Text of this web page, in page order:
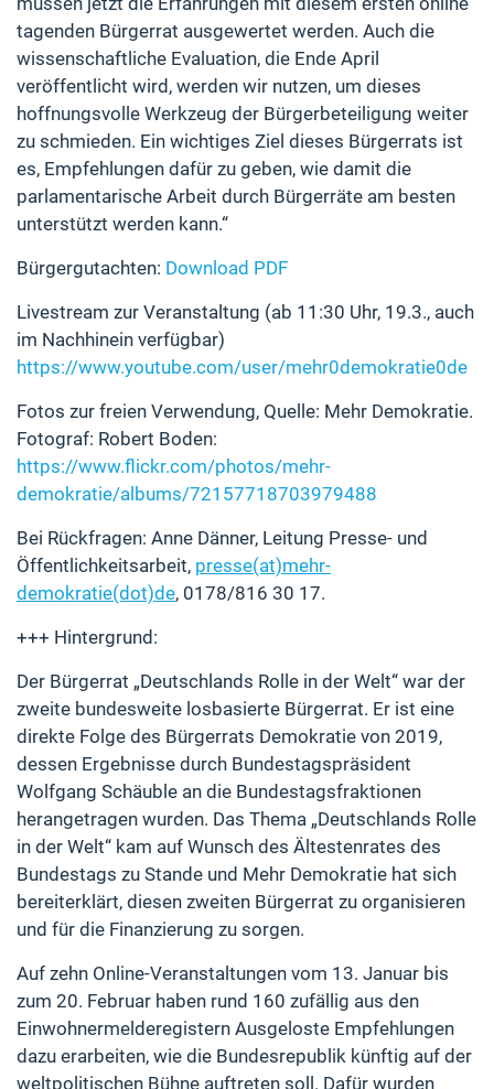
tagenden Bürgerrat ausgewertet werden. Auch die
wissenschaftliche Evaluation, die Ende April
veröffentlicht wird, werden wir nutzen, um dieses
hoffnungsvolle Werkzeug der Bürgerbeteiligung weiter
zu schmieden. Ein wichtiges Ziel dieses Bürgerrats ist
es, Empfehlungen dafür zu geben, wie damit die
parlamentarische Arbeit durch Bürgerräte am besten
unterstützt werden kann.“
Bürgergutachten: Download PDF
Livestream zur Veranstaltung (ab 11:30 Uhr, 19.3., auch
im Nachhinein verfügbar)
https://www.youtube.com/user/mehr0demokratie0de
Fotos zur freien Verwendung, Quelle: Mehr Demokratie.
Fotograf: Robert Boden:
https://www.flickr.com/photos/mehr-
demokratie/albums/72157718703979488
Bei Rückfragen: Anne Dänner, Leitung Presse- und
Öffentlichkeitsarbeit, presse(at)mehr-
demokratie(dot)de, 0178/816 30 17.
+++ Hintergrund:
Der Bürgerrat „Deutschlands Rolle in der Welt“ war der
zweite bundesweite losbasierte Bürgerrat. Er ist eine
direkte Folge des Bürgerrats Demokratie von 2019,
dessen Ergebnisse durch Bundestagspräsident
Wolfgang Schäuble an die Bundestagsfraktionen
herangetragen wurden. Das Thema „Deutschlands Rolle
in der Welt“ kam auf Wunsch des Ältestenrates des
Bundestags zu Stande und Mehr Demokratie hat sich
bereiterklärt, diesen zweiten Bürgerrat zu organisieren
und für die Finanzierung zu sorgen.
Auf zehn Online-Veranstaltungen vom 13. Januar bis
zum 20. Februar haben rund 160 zufällig aus den
Einwohnermelderegistern Ausgeloste Empfehlungen
dazu erarbeiten, wie die Bundesrepublik künftig auf der
weltpolitischen Bühne auftreten soll. Dafür wurden